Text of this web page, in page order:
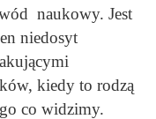
naukowy. Jest
niedosyt
kiedy to rodzą
co widzimy.